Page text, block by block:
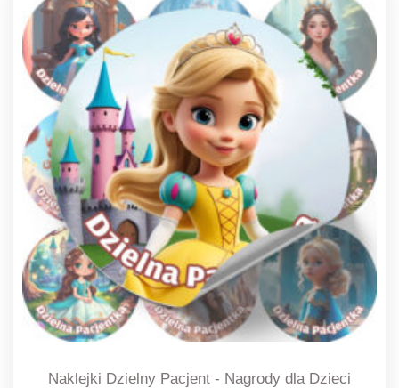
Naklejki Dzielny Pacjent - Nagrody dla Dzieci